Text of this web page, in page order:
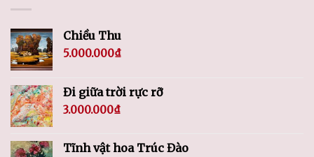
Chiều Thu
5.000.000₫
Đi giữa trời rực rỡ
3.000.000₫
Tĩnh vật hoa Trúc Đào